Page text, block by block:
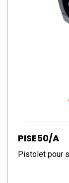
PISE50/A
Pistolet pour